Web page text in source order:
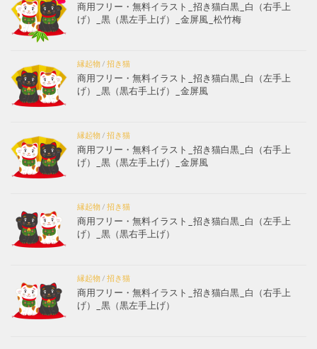
商用フリー・無料イラスト_招き猫白黒_白（右手上
げ）_黒（黒左手上げ）_金屏風_松竹梅
縁起物/ 招き猫
商用フリー・無料イラスト_招き猫白黒_白（左手上
げ）_黒（黒右手上げ）_金屏風
縁起物/ 招き猫
商用フリー・無料イラスト_招き猫白黒_白（右手上
げ）_黒（黒左手上げ）_金屏風
縁起物/ 招き猫
商用フリー・無料イラスト_招き猫白黒_白（左手上
げ）_黒（黒右手上げ）
縁起物/ 招き猫
商用フリー・無料イラスト_招き猫白黒_白（右手上
げ）_黒（黒左手上げ）